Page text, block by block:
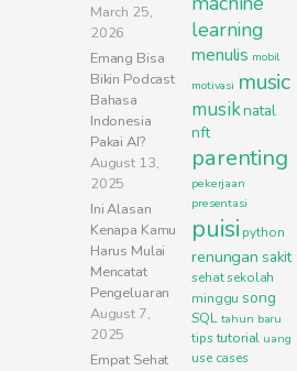
March 25,
2026
Emang Bisa
Bikin Podcast
Bahasa
Indonesia
Pakai AI?
August 13,
2025
Ini Alasan
Kenapa Kamu
Harus Mulai
Mencatat
Pengeluaran
August 7,
2025
Empat Sehat
learning
menulis mobil
motivasi music
musiknatal
nft
parenting
pekerjaan
presentasi
puisi python
renungan sakit
sehatsekolah
minggu song
SQL tahun baru
tipstutorial uang
use cases